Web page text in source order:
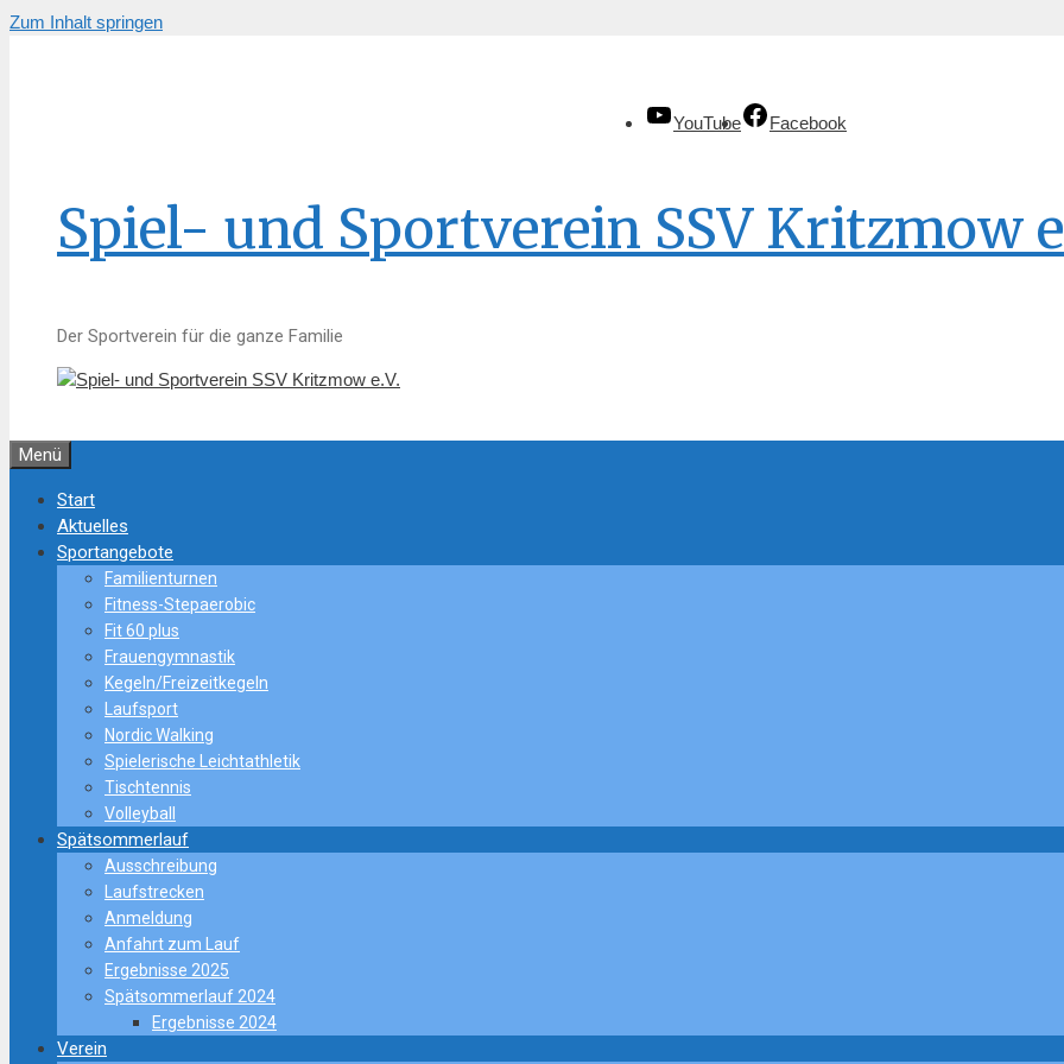
Zum Inhalt springen
YouTube Facebook
Spiel- und Sportverein SSV Kritzmow
Der Sportverein für die ganze Familie
Menü
Start
Aktuelles
Sportangebote
Familienturnen
Fitness-Stepaerobic
Fit 60 plus
Frauengymnastik
Kegeln/Freizeitkegeln
Laufsport
Nordic Walking
Spielerische Leichtathletik
Tischtennis
Volleyball
Spätsommerlauf
Ausschreibung
Laufstrecken
Anmeldung
Anfahrt zum Lauf
Ergebnisse 2025
Spätsommerlauf 2024
Ergebnisse 2024
Verein